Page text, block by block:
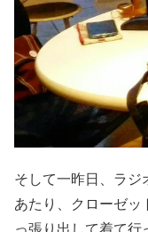
そして一昨日、ラジ
あたり、クローゼッ
っ張り出して着て行